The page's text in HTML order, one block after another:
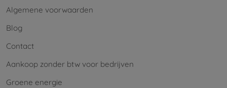
Algemene voorwaarden
Blog
Contact
Aankoop zonder btw voor bedrijven
Groene energie